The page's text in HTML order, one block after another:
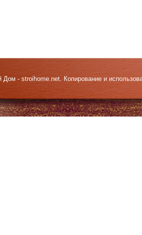
Дом - stroihome.net. Копирование и